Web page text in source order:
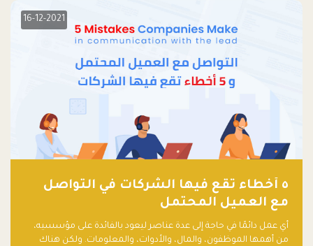
16-12-2021
٥ أخطاء تقع فيها الشركات في التواصل
مع العميل المحتمل
أي عمل دائمًا في حاجة إلى عدة عناصر ليعود بالفائدة على مؤسسيه،
من أهمها الموظفون، والمال، والأدوات، والمعلومات. ولكن هناك